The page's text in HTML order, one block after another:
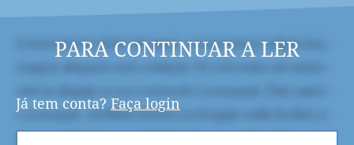
PARA CONTINUAR A LER
Já tem conta? Faça login